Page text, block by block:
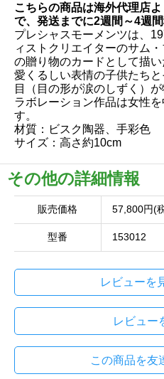
こちらの商品は海外代理店
で、発送までに2週間～4週間
プレシャスモーメンツは、
ィストクリエイターのサム
の贈り物のカードとして描い
愛くるしい表情の子供たち
目（目の形が涙のしずく）
ラボレーション作品は女性
す。
材質：ビスク陶器、手彩色
サイズ：高さ約10cm
その他の詳細情報
販売価格 57,800円(
型番 153012
レビューを
レビュー
この商品を友